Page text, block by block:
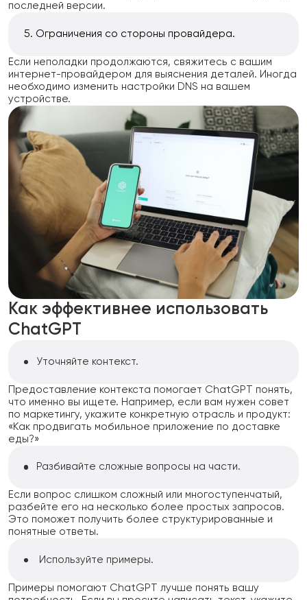
последней версии.
Ограничения со стороны провайдера.
Если неполадки продолжаются, свяжитесь с вашим
интернет-провайдером для выяснения деталей. Иногда
необходимо изменить настройки DNS на вашем
устройстве.
Как эффективнее использовать
ChatGPT
Уточняйте контекст.
Предоставление контекста помогает ChatGPT понять,
что именно вы ищете. Например, если вам нужен совет
по маркетингу, укажите конкретную отрасль и продукт:
«Как продвигать мобильное приложение по доставке
еды?»
Разбивайте сложные вопросы на части.
Если вопрос слишком сложный или многоступенчатый,
разбейте его на несколько более простых запросов.
Это поможет получить более структурированные и
понятные ответы.
Используйте примеры.
Примеры помогают ChatGPT лучше понять вашу